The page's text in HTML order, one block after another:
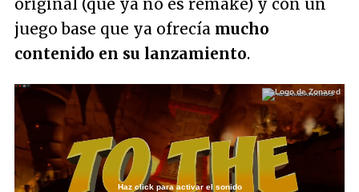
original (que ya no es remake) y con un
juego base que ya ofrecía mucho
contenido en su lanzamiento.
Haz click para activar el sonido